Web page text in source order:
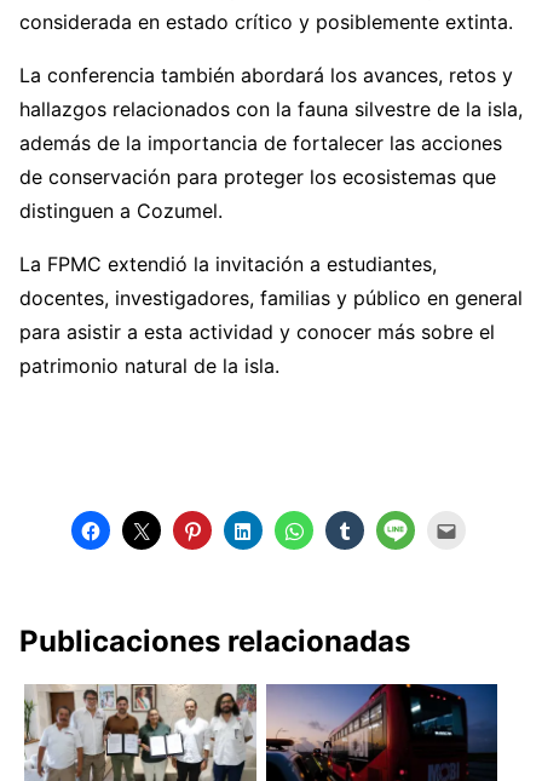
considerada en estado crítico y posiblemente extinta.
La conferencia también abordará los avances, retos y
hallazgos relacionados con la fauna silvestre de la isla,
además de la importancia de fortalecer las acciones
de conservación para proteger los ecosistemas que
distinguen a Cozumel.
La FPMC extendió la invitación a estudiantes,
docentes, investigadores, familias y público en general
para asistir a esta actividad y conocer más sobre el
patrimonio natural de la isla.
Publicaciones relacionadas